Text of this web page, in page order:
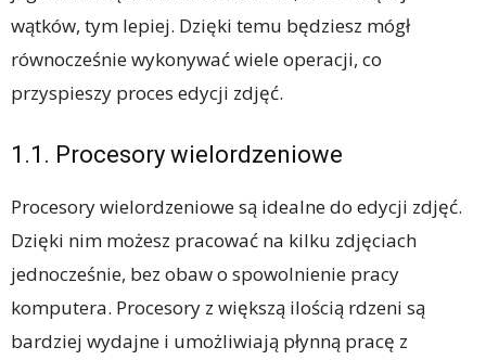
wątków, tym lepiej. Dzięki temu będziesz mógł
równocześnie wykonywać wiele operacji, co
przyspieszy proces edycji zdjęć.
1.1. Procesory wielordzeniowe
Procesory wielordzeniowe są idealne do edycji zdjęć.
Dzięki nim możesz pracować na kilku zdjęciach
jednocześnie, bez obaw o spowolnienie pracy
komputera. Procesory z większą ilością rdzeni są
bardziej wydajne i umożliwiają płynną pracę z